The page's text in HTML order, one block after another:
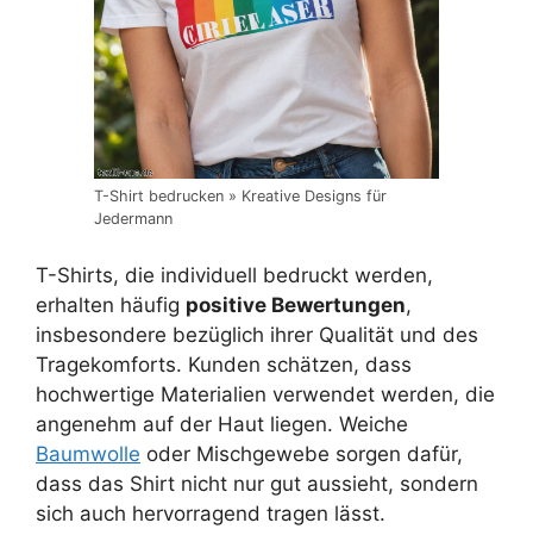
T-Shirt bedrucken » Kreative Designs für
Jedermann
T-Shirts, die individuell bedruckt werden,
erhalten häufig positive Bewertungen,
insbesondere bezüglich ihrer Qualität und des
Tragekomforts. Kunden schätzen, dass
hochwertige Materialien verwendet werden, die
angenehm auf der Haut liegen. Weiche
Baumwolle oder Mischgewebe sorgen dafür,
dass das Shirt nicht nur gut aussieht, sondern
sich auch hervorragend tragen lässt.